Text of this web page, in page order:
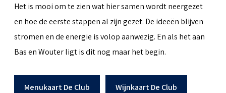
Het is mooi om te zien wat hier samen wordt neergezet
en hoe de eerste stappen al zijn gezet. De ideeën blijven
stromen en de energie is volop aanwezig. En als het aan
Bas en Wouter ligt is dit nog maar het begin.
Menukaart De Club Wijnkaart De Club